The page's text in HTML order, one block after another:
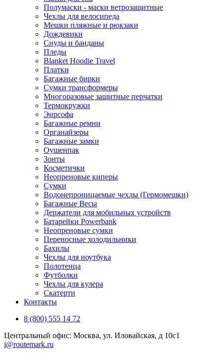
Полумаски - маски ветрозащитные
Чехлы для велосипеда
Мешки пляжные и рюкзаки
Дождевики
Снуды и банданы
Пледы
Blanket Hoodie Travel
Платки
Багажные бирки
Сумки трансформеры
Многоразовые защитные перчатки
Термокружки
Эирсофа
Багажные ремни
Органайзеры
Багажные замки
Оушенпак
Зонты
Косметички
Неопреновые киперы
Сумки
Водонепроницаемые чехлы (Гермомешки)
Багажные Весы
Держатели для мобильных устройств
Батарейки Powerbank
Неопреновые сумки
Переносные холодильники
Бахилы
Чехлы для ноутбука
Полотенца
Футболки
Чехлы для кулера
Скатерти
Контакты
8 (800) 555 14 72
Центральный офис: Москва, ул. Иловайская, д 10с1
i@routemark.ru